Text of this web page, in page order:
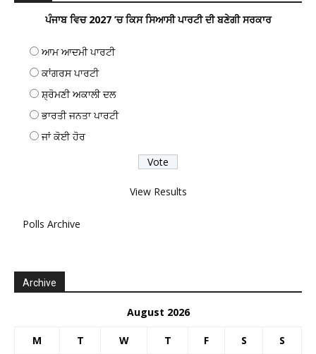
ਪੰਜਾਬ ਵਿਚ 2027 ’ਚ ਕਿਸ ਸਿਆਸੀ ਪਾਰਟੀ ਦੀ ਬਣੇਗੀ ਸਰਕਾਰ
ਆਮ ਆਦਮੀ ਪਾਰਟੀ
ਕਾਂਗਰਸ ਪਾਰਟੀ
ਸ਼੍ਰੋਮਣੀ ਅਕਾਲੀ ਦਲ
ਭਾਰਤੀ ਜਨਤਾ ਪਾਰਟੀ
ਜਾਂ ਕੋਈ ਹੋਰ
View Results
Polls Archive
Archive
August 2026
M T W T F S S